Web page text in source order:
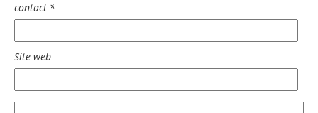
contact *
Site web